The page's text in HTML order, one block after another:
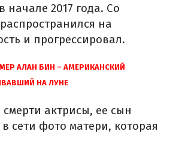
начале 2017 года. Со
на
и прогрессировал.
АЛАН БИН – АМЕРИКАНСКИЙ
НА ЛУНЕ
смерти актрисы, ее сын
сети фото матери, которая